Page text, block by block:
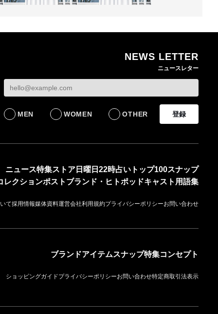
HD 被災経緯を書面で
発表
BUSINESS
オンワードHDが緊急時
に貴重品の常時携行を
BUSINESS
NEWS LETTER
ニュースレター
MEN WOMEN OTHER 登録
ニュース特集ストア 日曜日22時占い トップ100スナップ
レクションポスト ブランド・ヒトポッドキャスト 用語集
て採用情報媒体資料運営会社利用規約プライバシーポリシーお問い合わせ
ブランドアイテムスナップ特集コンセプト
ショッピングガイドプライバシーポリシーお問い合わせ特定商取引法表示